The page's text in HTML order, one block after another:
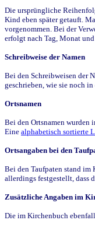
Die ursprüngliche
Kind eben später getauft.
vorgenommen. Bei der
erfolgt nach Tag, Monat und
Schreibweise der Namen
Bei den Schreibweisen der
geschrieben, wie sie noch
Ortsnamen
Bei den Ortsnamen wurden
Eine alphabetisch sortierte
Ortsangaben bei den
Bei den Taufpaten stand im
allerdings festgestellt, dass
Zusätzliche Angaben im
Die im Kirchenbuch